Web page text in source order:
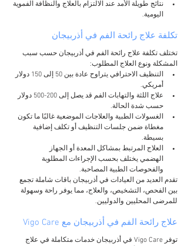
نتائج طويلة الأمد عند الالتزام بالعلاج والنظافة الفموية
اليومية.
تكلفة علاج رائحة الفم في أذربيجان
تختلف تكلفة علاج رائحة الفم في أذربيجان حسب سبب
المشكلة ونوع العلاج المطلوب:
التنظيف الاحترافي يتراوح عادة بين 50 إلى 150 دولار
أمريكي.
علاج اللثة والتهابات الفم قد يصل إلى 200-500 دولار
حسب شدة الحالة.
الغسولات الطبية والعلاجات الموضعية غالبًا ما تكون
مغطاة ضمن جلسات التنظيف أو تكلف إضافية
بسيطة.
العلاج المرتبط بمشاكل المعدة أو الجهاز
الهضمي يختلف بحسب الإجراءات المطلوبة
والفحوصات الطبية المصاحبة.
تقدم العديد من العيادات في أذربيجان باقات شاملة تجمع
بين الفحص، التشخيص، والعلاج، مما يوفر راحة وسهولة
للمرضى المحليين والدوليين.
علاج رائحة الفم في أذربيجان مع Vigo Care
توفر Vigo Care في أذربيجان خدمات متكاملة في علاج